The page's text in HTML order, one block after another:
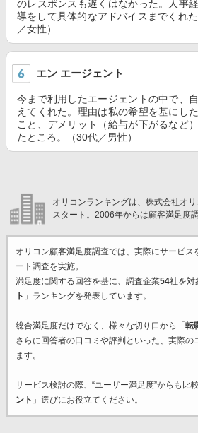
のレスポンスも遅くはなかった。人事
導をして具体的なアドバイスまでくれ
／女性）
エン エージェント
今まで利用したエージェントの中で、
えてくれた。理由は私の希望を基にし
こと、デメリット（給与が下がるなど
たところ。（30代／男性）
オリコンランキングは、株式会社オ
スタート。2006年からは顧客満足度調
オリコン顧客満足度調査では、実際にサービス
ート調査を実施。
満足度に関する回答を基に、調査企業54社を対
ト 」ランキングを発表しています。
総合満足度だけでなく、様々な切り口から「 転
さらに回答者の口コミや評判といった、実際の
ます。
サービス検討の際、“ユーザー満足度”からも比
ント 」選びにお役立てください。